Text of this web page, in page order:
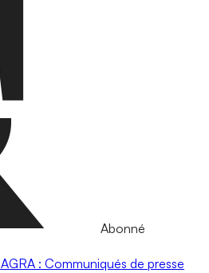
Abonné
AGRA : Communiqués de presse